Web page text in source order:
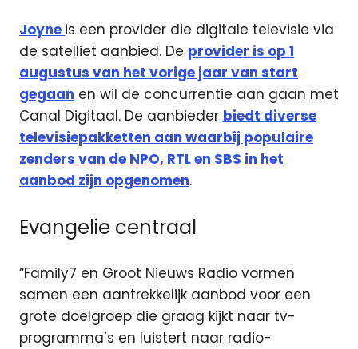
Joyne is een provider die digitale televisie via
de satelliet aanbied. De provider is op 1
augustus van het vorige jaar van start
gegaan en wil de concurrentie aan gaan met
Canal Digitaal. De aanbieder biedt diverse
televisiepakketten aan waarbij populaire
zenders van de NPO, RTL en SBS in het
aanbod zijn opgenomen.
Evangelie centraal
“Family7 en Groot Nieuws Radio vormen
samen een aantrekkelijk aanbod voor een
grote doelgroep die graag kijkt naar tv-
programma’s en luistert naar radio-